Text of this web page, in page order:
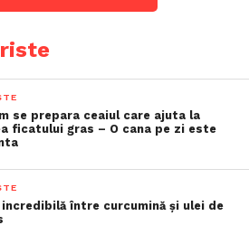
se prepara ceaiul care ajuta la
ficatului gras – O cana pe zi este
incredibilă între curcumină și ulei de